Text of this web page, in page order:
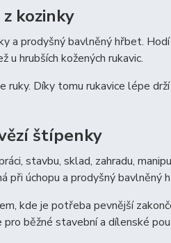
kozinky
a prodyšný bavlněný hřbet.
u hrubších kožených rukavic.
ruky. Díky tomu rukavice lépe
štípenky
stavbu, sklad, zahradu,
úchopu a prodyšný bavlněný
kde je potřeba pevnější
běžné stavební a dílenské